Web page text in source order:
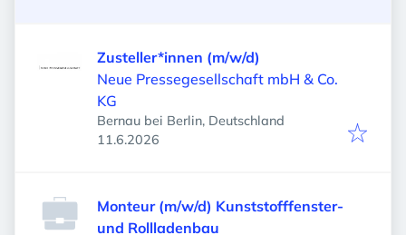
Zusteller*innen (m/w/d)
Neue Pressegesellschaft mbH & Co.
KG
Bernau bei Berlin, Deutschland
Veröffentlicht
11.6.2026
Monteur (m/w/d) Kunststofffenster-
und Rollladenbau